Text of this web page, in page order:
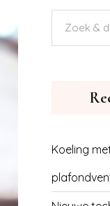
Koeling